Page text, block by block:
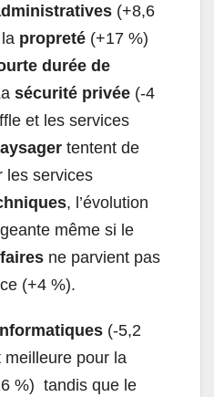
(+8,6
propreté (+17 %)
durée de
sécurité privée (-4
et les services
tentent de
les services
, l’évolution
même si le
ne parvient pas
(+4 %).
(-5,2
pour la
%) tandis que le